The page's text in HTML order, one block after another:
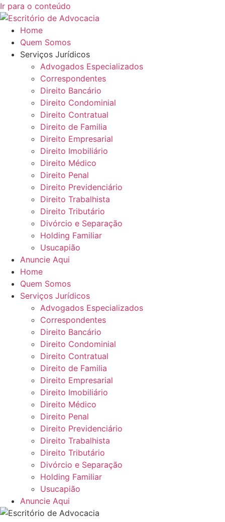
Ir para o conteúdo
Home
Quem Somos
Serviços Jurídicos
Advogados Especializados
Correspondentes
Direito Bancário
Direito Condominial
Direito Contratual
Direito de Familia
Direito Empresarial
Direito Imobiliário
Direito Médico
Direito Penal
Direito Previdenciário
Direito Trabalhista
Direito Tributário
Divórcio e Separação
Holding Familiar
Usucapião
Anuncie Aqui
Home
Quem Somos
Serviços Jurídicos
Advogados Especializados
Correspondentes
Direito Bancário
Direito Condominial
Direito Contratual
Direito de Familia
Direito Empresarial
Direito Imobiliário
Direito Médico
Direito Penal
Direito Previdenciário
Direito Trabalhista
Direito Tributário
Divórcio e Separação
Holding Familiar
Usucapião
Anuncie Aqui